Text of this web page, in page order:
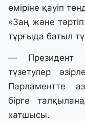
өміріне қауіп
«Заң және
тұрғыда батыл
— Президент
түзетулер
Парламентте
бірге
хатшысы.